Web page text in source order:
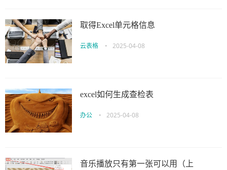
取得Excel单元格信息
云表格 • 2025-04-08
excel如何生成查检表
办公 • 2025-04-08
音乐播放只有第一张可以用（上